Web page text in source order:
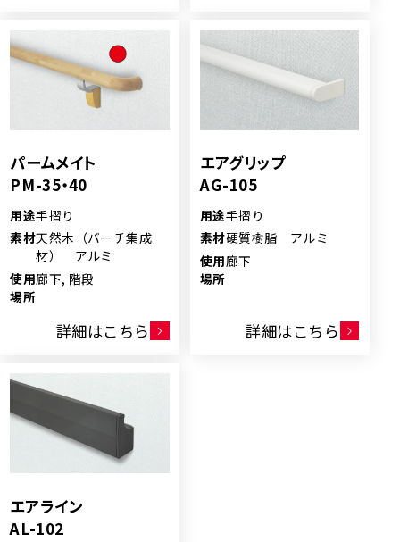
パームメイト
PM-35・40
用途手摺り
素材天然木（バーチ集成
材） アルミ
使用
場所
廊下, 階段
詳細はこちら
エアグリップ
AG-105
用途手摺り
素材硬質樹脂 アルミ
使用
場所
廊下
詳細はこちら
エアライン
AL-102